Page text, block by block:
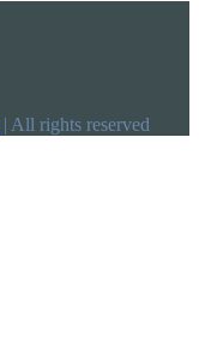
| All rights reserved